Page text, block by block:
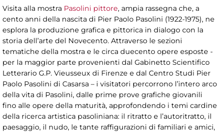
Visita alla mostra Pasolini pittore, ampia rassegna che, a
cento anni della nascita di Pier Paolo Pasolini (1922-1975), ne
esplora la produzione grafica e pittorica in dialogo con la
storia dell’arte del Novecento. Attraverso le sezioni
tematiche della mostra e le circa duecento opere esposte -
per la maggior parte provenienti dal Gabinetto Scientifico
Letterario G.P. Vieusseux di Firenze e dal Centro Studi Pier
Paolo Pasolini di Casarsa – i visitatori percorrono l’intero arco
della vita di Pasolini, dalle prime prove grafiche giovanili
fino alle opere della maturità, approfondendo i temi cardine
della ricerca artistica pasoliniana: il ritratto e l’autoritratto, il
paesaggio, il nudo, le tante raffigurazioni di familiari e amici,